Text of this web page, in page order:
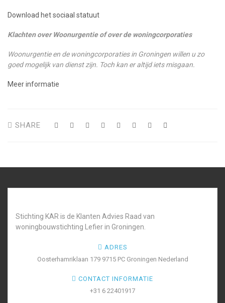
Download het sociaal statuut
Klachten over Woonurgentie of over de woningcorporaties
Woonurgentie en de woningcorporaties in Groningen willen u zo
goed mogelijk van dienst zijn. Toch kan er altijd iets misgaan.
Meer informatie
SHARE
Stichting KAR is de Klanten Advies Raad van
woningbouwstichting Lefier in Groningen.
ADRES
Oosterhamriklaan 179 9715 PC Groningen Nederland
CONTACT INFORMATIE
+31 6 22401917